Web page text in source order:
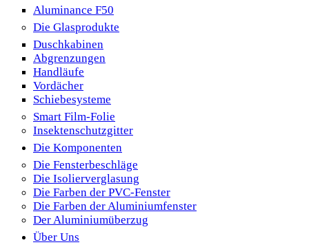
Aluminance F50
Die Glasprodukte
Duschkabinen
Abgrenzungen
Handläufe
Vordächer
Schiebesysteme
Smart Film-Folie
Insektenschutzgitter
Die Komponenten
Die Fensterbeschläge
Die Isolierverglasung
Die Farben der PVC-Fenster
Die Farben der Aluminiumfenster
Der Aluminiumüberzug
Über Uns